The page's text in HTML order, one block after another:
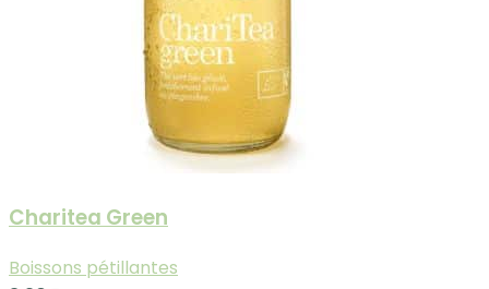
Charitea Green
Boissons pétillantes